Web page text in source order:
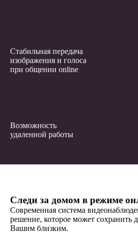
Стабильная передача
изображения и голоса
при общении online
Возможность
удаленной работы
Следи за домом в режиме
Современная система
решение, которое может сохранить
Вашим близким.